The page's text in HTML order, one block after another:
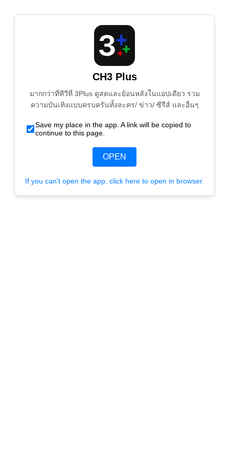
CH3 Plus
มากกว่าที่ทีวีที่ 3Plus ดูสดและย้อนหลังในแอปเดียว รวม
ความบันเทิงแบบครบครันทั้งละคร/ ข่าว/ ซีรีส์ และอื่นๆ
Save my place in the app. A link will be copied to
continue to this page.
OPEN
If you can't open the app, click here to open in browser.